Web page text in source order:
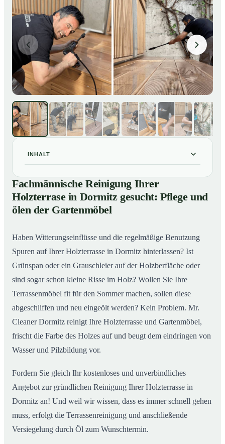
INHALT
01 Fachmännische Reinigung Ihrer Holzterrase in Dormitz
gesucht: Pflege und ölen der Gartenmöbel
So reinigen unsere Profis Holzterrassen in Dormitz
Fachmännische Reinigung Ihrer
Holzterrase in Dormitz gesucht: Pflege und
ölen der Gartenmöbel
Haben Witterungseinflüsse und die regelmäßige Benutzung
Spuren auf Ihrer Holzterrasse in Dormitz hinterlassen? Ist
Grünspan oder ein Grauschleier auf der Holzberfläche oder
sind sogar schon kleine Risse im Holz? Wollen Sie Ihre
Terrassenmöbel fit für den Sommer machen, sollen diese
abgeschliffen und neu eingeölt werden? Kein Problem. Mr.
Cleaner Dormitz reinigt Ihre Holzterrasse und Gartenmöbel,
frischt die Farbe des Holzes auf und beugt dem eindringen von
Wasser und Pilzbildung vor.
Fordern Sie gleich Ihr kostenloses und unverbindliches
Angebot zur gründlichen Reinigung Ihrer Holzterrasse in
Dormitz an! Und weil wir wissen, dass es immer schnell gehen
muss, erfolgt die Terrassenreinigung und anschließende
Versiegelung durch Öl zum Wunschtermin.